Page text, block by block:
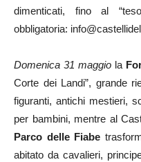
dimenticati, fino al
obbligatoria:
Domenica 31 maggio la
Corte dei Landi”, grande
figuranti, antichi mestieri,
per bambini, mentre al
Parco delle Fiabe
abitato da cavalieri,